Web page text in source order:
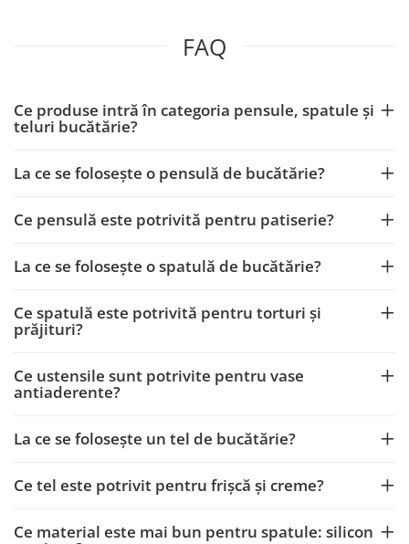
FAQ
Ce produse intră în categoria pensule, spatule și
teluri bucătărie?
La ce se folosește o pensulă de bucătărie?
Ce pensulă este potrivită pentru patiserie?
La ce se folosește o spatulă de bucătărie?
Ce spatulă este potrivită pentru torturi și
prăjituri?
Ce ustensile sunt potrivite pentru vase
antiaderente?
La ce se folosește un tel de bucătărie?
Ce tel este potrivit pentru frișcă și creme?
Ce material este mai bun pentru spatule: silicon